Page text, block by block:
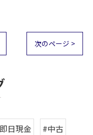
次のページ >
日現金
#中古